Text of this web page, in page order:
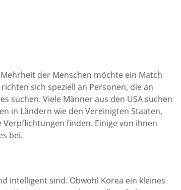
der Menschen möchte ein Match
sich speziell an Personen, die an
suchen. Viele Männer aus den USA suchen
in Ländern wie den Vereinigten Staaten,
finden. Einige von ihnen
bei.
intelligent sind. Obwohl Korea ein kleines